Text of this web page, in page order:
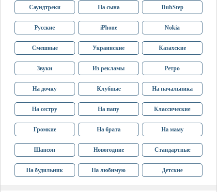
Саундтреки На сына DubStep
Русские iPhone Nokia
Смешные Украинские Казахские
Звуки Из рекламы Ретро
На дочку Клубные На начальника
На сестру На папу Классические
Громкие На брата На маму
Шансон Новогодние Стандартные
На будильник На любимую Детские